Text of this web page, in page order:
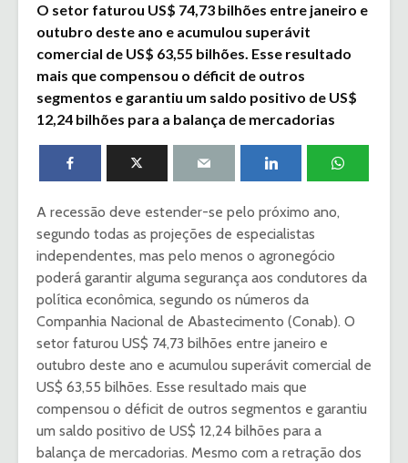
O setor faturou US$ 74,73 bilhões entre janeiro e
outubro deste ano e acumulou superávit
comercial de US$ 63,55 bilhões. Esse resultado
mais que compensou o déficit de outros
segmentos e garantiu um saldo positivo de US$
12,24 bilhões para a balança de mercadorias
A recessão deve estender-se pelo próximo ano,
segundo todas as projeções de especialistas
independentes, mas pelo menos o agronegócio
poderá garantir alguma segurança aos condutores da
política econômica, segundo os números da
Companhia Nacional de Abastecimento (Conab). O
setor faturou US$ 74,73 bilhões entre janeiro e
outubro deste ano e acumulou superávit comercial de
US$ 63,55 bilhões. Esse resultado mais que
compensou o déficit de outros segmentos e garantiu
um saldo positivo de US$ 12,24 bilhões para a
balança de mercadorias. Mesmo com a retração dos